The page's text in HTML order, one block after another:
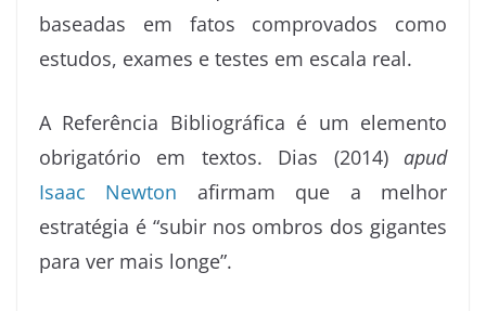
baseadas em fatos comprovados como
estudos, exames e testes em escala real.
A Referência Bibliográfica é um elemento
obrigatório em textos. Dias (2014) apud
Isaac Newton afirmam que a melhor
estratégia é “subir nos ombros dos gigantes
para ver mais longe”.